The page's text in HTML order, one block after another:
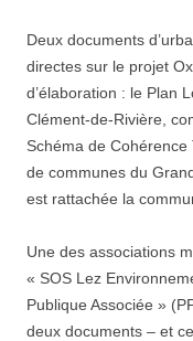
Deux documents
directes sur le projet
d’élaboration : le Plan
Clément-de-Rivière,
Schéma de
de communes du
est rattachée la
Une des associations
« SOS Lez
Publique Associée »
deux documents – et